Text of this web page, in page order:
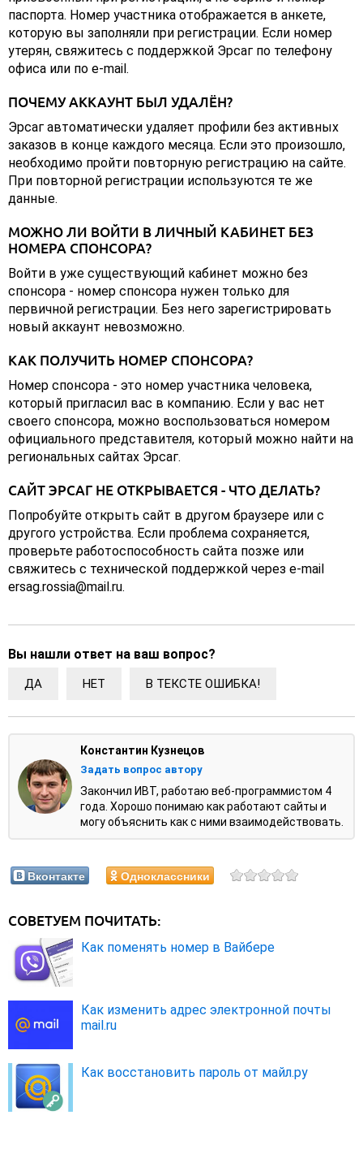
паспорта. Номер участника отображается в анкете,
которую вы заполняли при регистрации. Если номер
утерян, свяжитесь с поддержкой Эрсаг по телефону
офиса или по e-mail.
ПОЧЕМУ АККАУНТ БЫЛ УДАЛЁН?
Эрсаг автоматически удаляет профили без активных
заказов в конце каждого месяца. Если это произошло,
необходимо пройти повторную регистрацию на сайте.
При повторной регистрации используются те же
данные.
МОЖНО ЛИ ВОЙТИ В ЛИЧНЫЙ КАБИНЕТ БЕЗ
НОМЕРА СПОНСОРА?
Войти в уже существующий кабинет можно без
спонсора - номер спонсора нужен только для
первичной регистрации. Без него зарегистрировать
новый аккаунт невозможно.
КАК ПОЛУЧИТЬ НОМЕР СПОНСОРА?
Номер спонсора - это номер участника человека,
который пригласил вас в компанию. Если у вас нет
своего спонсора, можно воспользоваться номером
официального представителя, который можно найти на
региональных сайтах Эрсаг.
САЙТ ЭРСАГ НЕ ОТКРЫВАЕТСЯ - ЧТО ДЕЛАТЬ?
Попробуйте открыть сайт в другом браузере или с
другого устройства. Если проблема сохраняется,
проверьте работоспособность сайта позже или
свяжитесь с технической поддержкой через e-mail
ersag.rossia@mail.ru.
Вы нашли ответ на ваш вопрос?
ДА НЕТ В ТЕКСТЕ ОШИБКА!
Константин Кузнецов
Задать вопрос автору
Закончил ИВТ, работаю веб-программистом 4
года. Хорошо понимаю как работают сайты и
могу объяснить как с ними взаимодействовать.
Вконтакте Одноклассники
СОВЕТУЕМ ПОЧИТАТЬ:
Как поменять номер в Вайбере
Как изменить адрес электронной почты
mail.ru
Как восстановить пароль от майл.ру